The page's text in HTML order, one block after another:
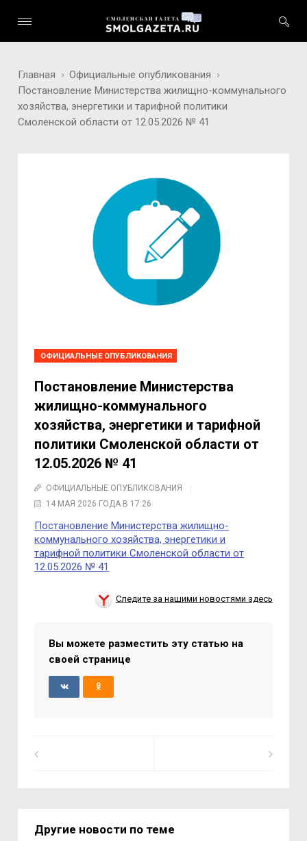
Главная
Официальные опубликования
Постановление Министерства жилищно-коммунального
хозяйства, энергетики и тарифной политики
Смоленской области от 12.05.2026 № 41
ОФИЦИАЛЬНЫЕ ОПУБЛИКОВАНИЯ
Постановление Министерства
жилищно-коммунального
хозяйства, энергетики и тарифной
политики Смоленской области от
12.05.2026 № 41
ОФИЦИАЛЬНЫЕ ОПУБЛИКОВАНИЯ
14 МАЯ 2026 ГОДА В 17:26
Постановление Министерства жилищно-
коммунального хозяйства, энергетики и
тарифной политики Смоленской области от
12.05.2026 № 41
Следите за нашими новостями здесь
Вы можете разместить эту статью на
своей странице
Другие новости по теме